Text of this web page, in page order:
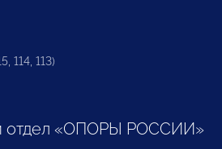
114, 113)
отдел «ОПОРЫ РОССИИ»